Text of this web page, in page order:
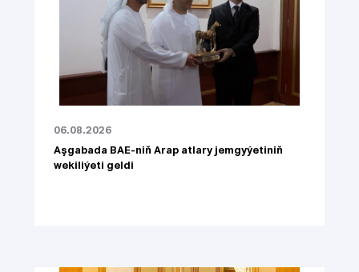
06.08.2026
Aşgabada BAE-niň Arap atlary jemgyýetiniň
wekiliýeti geldi